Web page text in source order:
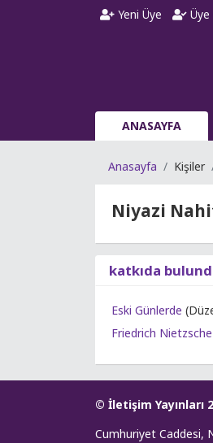
Yeni Üye Üye
ANASAYFA
Anasayfa Kişiler
Niyazi
katkıda
Eski Günlerde
Friedrich
© İletişim Yayınları
Cumhuriyet Caddesi,